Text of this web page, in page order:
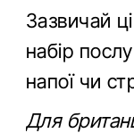
Зазвичай
набір
напої чи
Для